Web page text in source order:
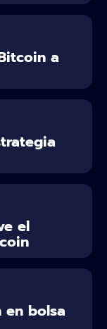
a
el
en bolsa